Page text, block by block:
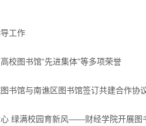
工作
校图书馆“先进集体”等多项荣誉
书馆与南谯区图书馆签订共建合作协
绿满校园育新风——财经学院开展图